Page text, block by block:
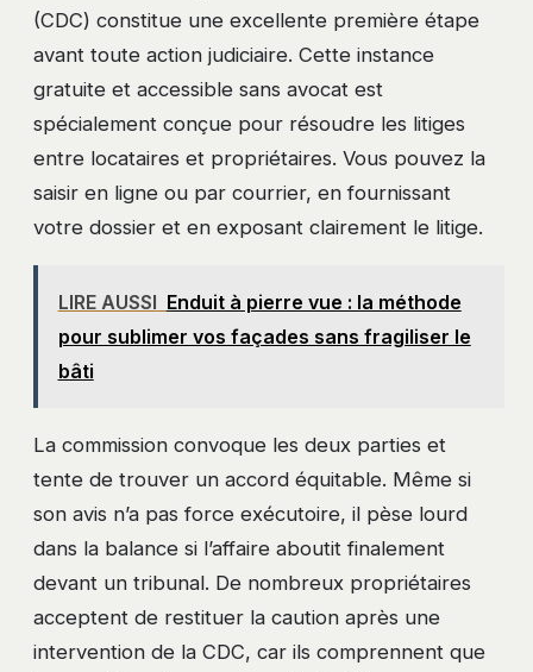
(CDC) constitue une excellente première étape
avant toute action judiciaire. Cette instance
gratuite et accessible sans avocat est
spécialement conçue pour résoudre les litiges
entre locataires et propriétaires. Vous pouvez la
saisir en ligne ou par courrier, en fournissant
votre dossier et en exposant clairement le litige.
LIRE AUSSI Enduit à pierre vue : la méthode
pour sublimer vos façades sans fragiliser le
bâti
La commission convoque les deux parties et
tente de trouver un accord équitable. Même si
son avis n’a pas force exécutoire, il pèse lourd
dans la balance si l’affaire aboutit finalement
devant un tribunal. De nombreux propriétaires
acceptent de restituer la caution après une
intervention de la CDC, car ils comprennent que